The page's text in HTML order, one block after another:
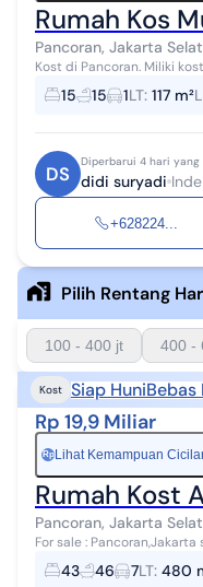
Rumah Kos
Pancoran, Jakarta
Kost di Pancoran. Miliki kost 3 lantai yang nyaman ini, dijual
menawarkan lingkungan
yang menginginkan h...
15 15 1LT: 117 m²
DS
Diperbarui 4 hari yang
didi suryadi
+628224...
Pilih Rentang
100 - 400 jt 400 -
Kost Siap HuniBebas
Rp 19,9 Miliar
Rp Lihat Kemampuan
Rumah Kost
Pancoran, Jakarta
For sale :
ruang usaha siap huni
Haryono,Gatot
43 46 7LT: 480